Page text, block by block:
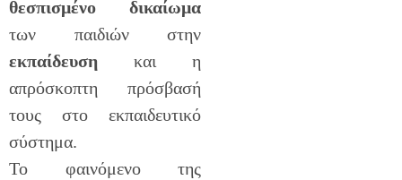
θεσπισμένο
δικαίωμα
των παιδιών στην
εκπαίδευση και η
απρόσκοπτη πρόσβασή
τους στο εκπαιδευτικό
σύστημα.
Το φαινόμενο της